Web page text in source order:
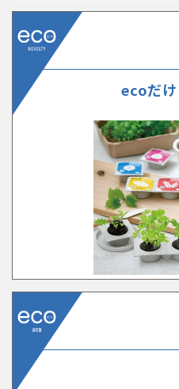
ecoだけ